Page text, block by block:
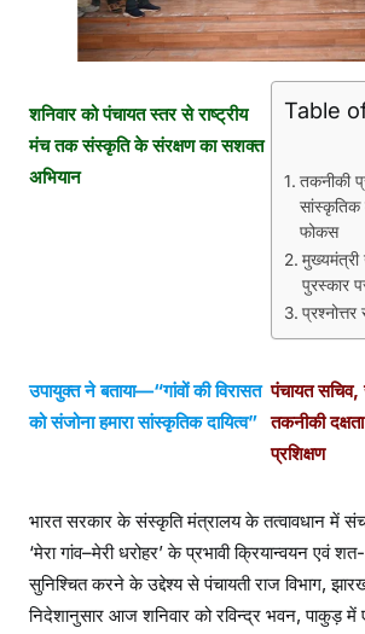
शनिवार को पंचायत स्तर से राष्ट्रीय
मंच तक संस्कृति के संरक्षण का सशक्त
अभियान
Table
तकनीकी
सांस्कृतिक
फोकस
मुख्यमंत्री
पुरस्कार
उपायुक्त ने बताया—“गांवों की विरासत
को संजोना हमारा सांस्कृतिक दायित्व”
पंचायत सचिव,
तकनीकी
प्रशिक्षण
भारत सरकार के संस्कृति मंत्रालय के तत्वावधान में
‘मेरा गांव–मेरी धरोहर’ के प्रभावी क्रियान्वयन एवं
सुनिश्चित करने के उद्देश्य से पंचायती राज विभाग,
निदेशानुसार आज शनिवार को रविन्द्र भवन, पाकुड़ में